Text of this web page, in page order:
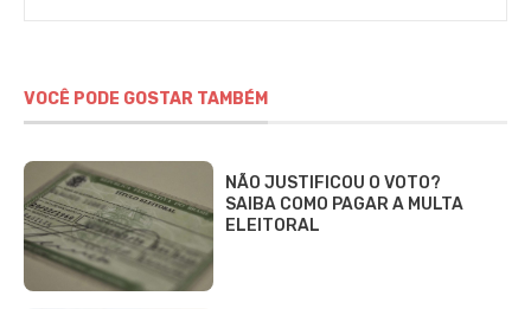
VOCÊ PODE GOSTAR TAMBÉM
NÃO JUSTIFICOU O VOTO?
SAIBA COMO PAGAR A MULTA
ELEITORAL